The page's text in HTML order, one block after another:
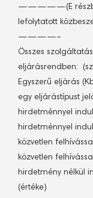
—————(E részből
lefolytatott
————–
Összes
eljárásrendben: 
Egyszerű eljárás
egy eljárástípust
hirdetménnyel
hirdetménnyel
közvetlen
közvetlen
hirdetmény nélkül
(értéke)